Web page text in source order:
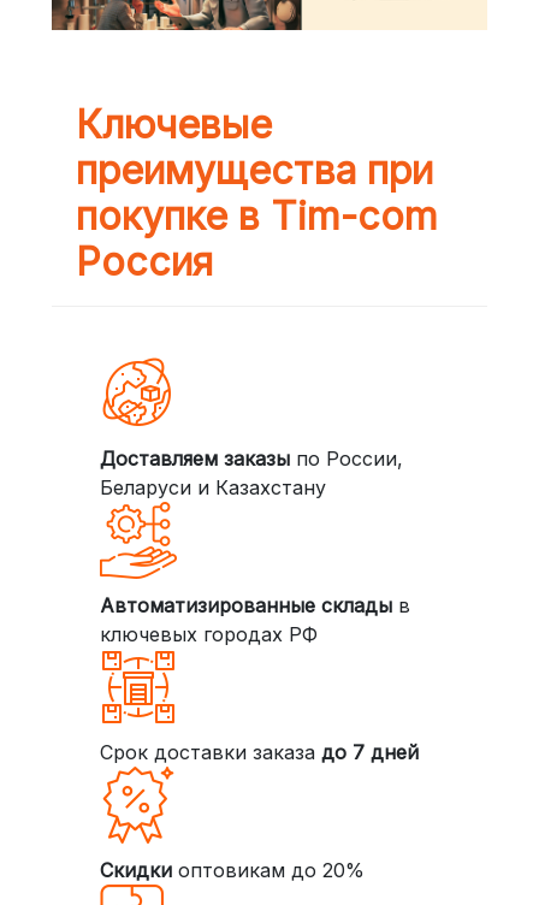
Ключевые
преимущества при
покупке в Tim-com
Россия
Доставляем заказыпо России,
Беларуси и Казахстану
Автоматизированные складыв
ключевых городах РФ
Срок доставки заказа до 7 дней
Скидкиоптовикам до 20%